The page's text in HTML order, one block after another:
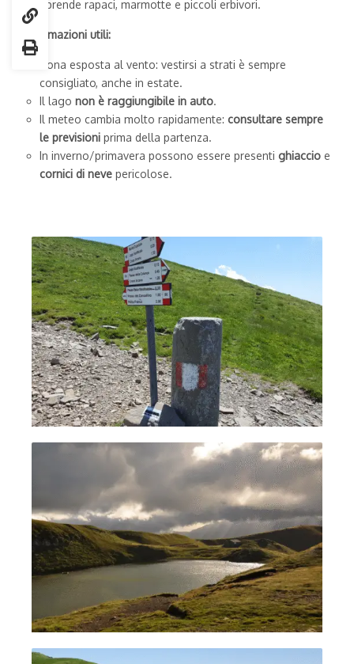
comprende rapaci, marmotte e piccoli erbivori.
Informazioni utili:
Zona esposta al vento: vestirsi a strati è sempre
consigliato, anche in estate.
Il lago non è raggiungibile in auto.
Il meteo cambia molto rapidamente: consultare sempre
le previsioni prima della partenza.
In inverno/primavera possono essere presenti ghiaccio e
cornici di neve pericolose.